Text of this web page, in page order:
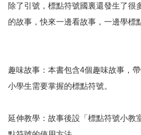
除了引號，標點符號國裏還發生了很
的故事，快來一邊看故事，一邊學標
趣味故事：本書包含4個趣味故事，
小學生需要掌握的標點符號。
延伸教學：故事後設「標點符號小教